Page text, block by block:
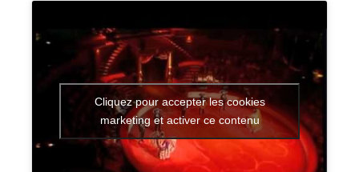
Cliquez pour accepter les cookies
marketing et activer ce contenu